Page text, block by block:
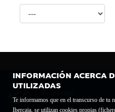
INFORMACIÓN ACERCA
UTILIZADAS
Te informamos que en el transcurso de tu
Ibercaja, se utilizan cookies propias